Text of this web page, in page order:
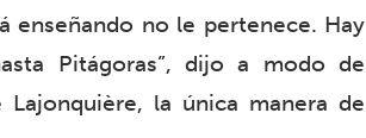
enseñando no le pertenece. Hay
Pitágoras”, dijo a modo de
la única manera de